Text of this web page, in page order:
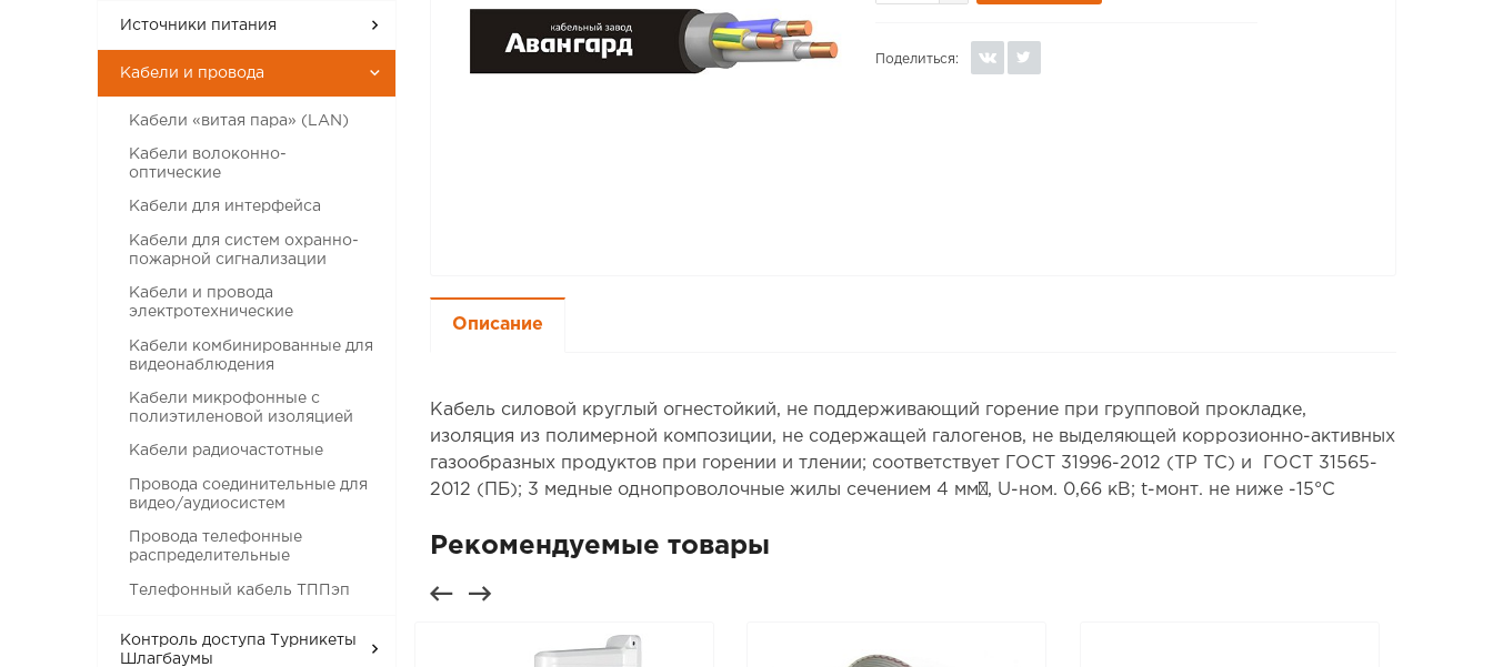
Источники питания
Кабели и провода
Кабели «витая пара» (LAN)
Кабели волоконно-
оптические
Кабели для интерфейса
Кабели для систем охранно-
пожарной сигнализации
Кабели и провода
электротехнические
Кабели комбинированные для
видеонаблюдения
Кабели микрофонные с
полиэтиленовой изоляцией
Кабели радиочастотные
Провода соединительные для
видео/аудиосистем
Провода телефонные
распределительные
Телефонный кабель ТППэп
Контроль доступа Турникеты
Шлагбаумы
Поделиться:
Описание
Кабель силовой круглый огнестойкий, не поддерживающий горение при групповой прокладке,
изоляция из полимерной композиции, не содержащей галогенов, не выделяющей коррозионно-активных
газообразных продуктов при горении и тлении; соответствует ГОСТ 31996-2012 (ТР ТС) и ГОСТ 31565-
2012 (ПБ); 3 медные однопроволочные жилы сечением 4 мм², U-ном. 0,66 кВ; t-монт. не ниже -15°С
Рекомендуемые товары